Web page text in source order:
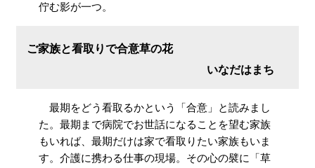
佇む影が一つ。
ご家族と看取りで合意草の花
いなだはまち
最期をどう看取るかという「合意」と読みまし
た。最期まで病院でお世話になることを望む家族
もいれば、最期だけは家で看取りたい家族もいま
す。介護に携わる仕事の現場。その心の襞に「草